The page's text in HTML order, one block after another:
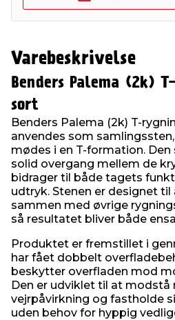
Varebeskrivelse
Benders Palema (2k)
sort
Benders Palema (2k) T-
anvendes som
mødes i en T-formation.
solid overgang mellem de
bidrager til både tagets
udtryk. Stenen er designet
sammen med øvrige
så resultatet bliver både
Produktet er fremstillet i
har fået dobbelt
beskytter overfladen mod
Den er udviklet til at modstå
vejrpåvirkning og fastholde
uden behov for hyppig